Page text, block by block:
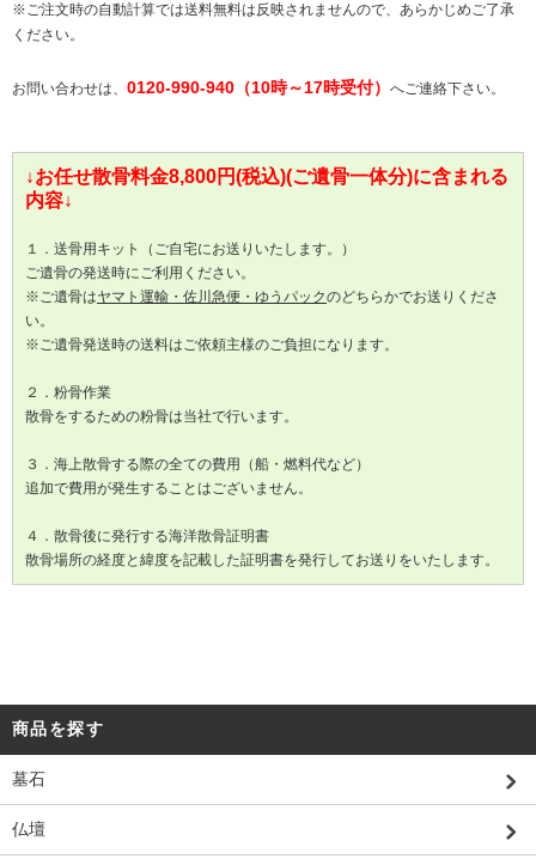
※ご注文時の自動計算では送料無料は反映されませんので、あらかじめご了承
ください。
お問い合わせは、 0120-990-940（10時～17時受付） へご連絡下さい。
↓お任せ散骨料金8,800円(税込)(ご遺骨一体分)に含まれる
内容↓
１．送骨用キット（ご自宅にお送りいたします。）
ご遺骨の発送時にご利用ください。
※ご遺骨はヤマト運輸・佐川急便・ゆうパックのどちらかでお送りくださ
い。
※ご遺骨発送時の送料はご依頼主様のご負担になります。
２．粉骨作業
散骨をするための粉骨は当社で行います。
３．海上散骨する際の全ての費用（船・燃料代など）
追加で費用が発生することはございません。
４．散骨後に発行する海洋散骨証明書
散骨場所の経度と緯度を記載した証明書を発行してお送りをいたします。
商品を探す
墓石
仏壇